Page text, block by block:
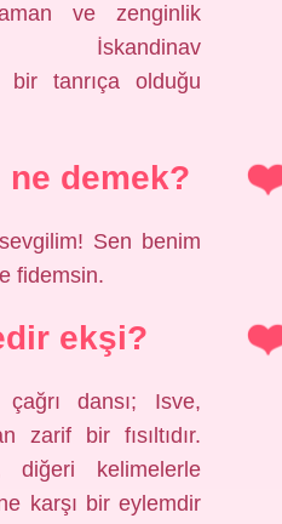
ve zenginlik
İskandinav
bir tanrıça olduğu
ne demek?
Sen benim
fidemsin.
ekşi?
dansı; Isve,
zarif bir fısıltıdır.
diğeri kelimelerle
karşı bir eylemdir